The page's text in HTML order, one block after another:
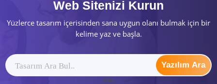
Web Sitenizi Kurun
Yüzlerce tasarım içerisinden sana uygun olanı bulmak için bir
kelime yaz ve başla.
Yazılım Ara
ytag